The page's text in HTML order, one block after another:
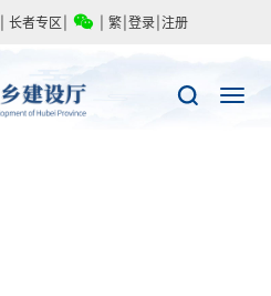
长者专区 繁 登录 注册